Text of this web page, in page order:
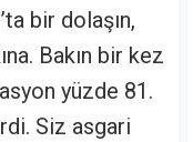
bir dolaşın,
Bakın bir kez
yüzde 81.
Siz asgari